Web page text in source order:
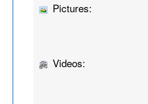
Pictures:
Videos: